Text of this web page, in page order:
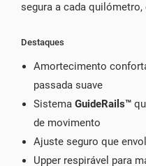
segura a cada
Destaques
Amortecimento
passada suave
Sistema GuideRails™
de movimento
Ajuste seguro que
Upper respirável para